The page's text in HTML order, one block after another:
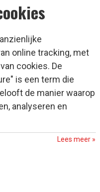
online tracking, met
cookies. De
is een term die
de manier waarop
analyseren en
Lees meer »